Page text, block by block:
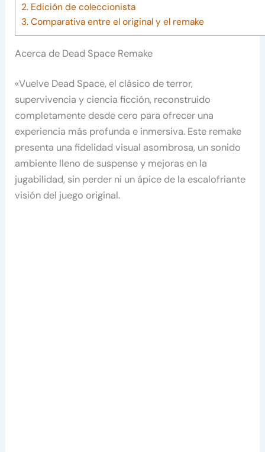
2. Edición de coleccionista
3. Comparativa entre el original y el remake
Acerca de Dead Space Remake
«Vuelve Dead Space, el clásico de terror,
supervivencia y ciencia ficción, reconstruido
completamente desde cero para ofrecer una
experiencia más profunda e inmersiva. Este remake
presenta una fidelidad visual asombrosa, un sonido
ambiente lleno de suspense y mejoras en la
jugabilidad, sin perder ni un ápice de la escalofriante
visión del juego original.